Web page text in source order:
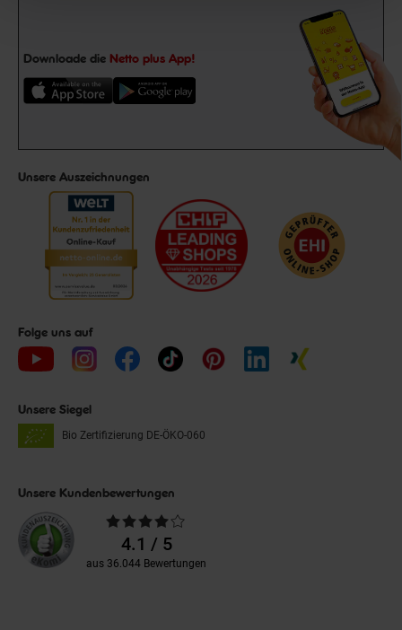
Downloade die Netto plus App!
Unsere Auszeichnungen
Folge uns auf
Unsere Siegel
Bio Zertifizierung DE-ÖKO-060
Unsere Kundenbewertungen
Durchschnittliche
Bewertungen4.1 / 5
aus 36.044 Bewertungen